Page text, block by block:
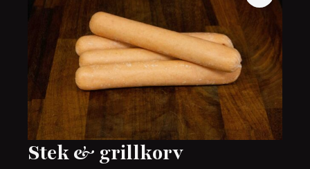
Stek & grillkorv